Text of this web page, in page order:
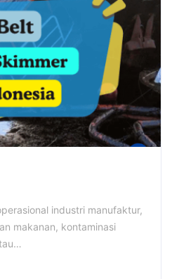
industri manufaktur,
makanan, kontaminasi